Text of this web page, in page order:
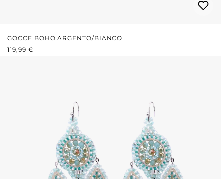
GOCCE BOHO ARGENTO/BIANCO
PREZZO NORMALE:
119,99 €